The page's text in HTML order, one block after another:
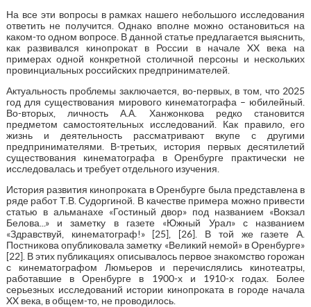
На все эти вопросы в рамках нашего небольшого исследования
ответить не получится. Однако вполне можно остановиться на
каком-то одном вопросе. В данной статье предлагается выяснить,
как развивался кинопрокат в России в начале XX века на
примерах одной конкретной столичной персоны и нескольких
провинциальных российских предпринимателей.
Актуальность проблемы заключается, во-первых, в том, что 2025
год для существования мирового кинематографа – юбилейный.
Во-вторых, личность А.А. Ханжонкова редко становится
предметом самостоятельных исследований. Как правило, его
жизнь и деятельность рассматривают вкупе с другими
предпринимателями. В-третьих, история первых десятилетий
существования кинематографа в Оренбурге практически не
исследовалась и требует отдельного изучения.
История развития кинопроката в Оренбурге была представлена в
ряде работ Т.В. Судоргиной. В качестве примера можно привести
статью в альманахе «Гостиный двор» под названием «Вокзал
Белова...» и заметку в газете «Южный Урал» с названием
«Здравствуй, кинематограф!» [25], [26]. В той же газете А.
Постникова опубликовала заметку «Великий немой» в Оренбурге»
[22]. В этих публикациях описывалось первое знакомство горожан
с кинематографом Люмьеров и перечислялись кинотеатры,
работавшие в Оренбурге в 1900-х и 1910-х годах. Более
серьезных исследований истории кинопроката в городе начала
XX века, в общем-то, не проводилось.